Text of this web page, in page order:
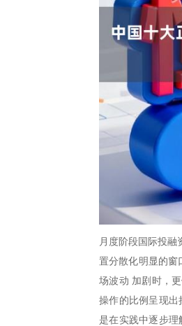
月度阶段国际投
置分散化明显的窗
场波动 加剧时，
操作的比例呈现
是在实践中逐步